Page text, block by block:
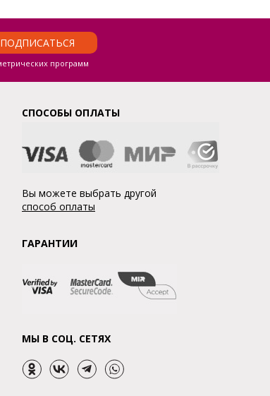
ПОДПИСАТЬСЯ
программ
СПОСОБЫ ОПЛАТЫ
Вы можете выбрать другой
способ оплаты
ГАРАНТИИ
МЫ В СОЦ. СЕТЯХ